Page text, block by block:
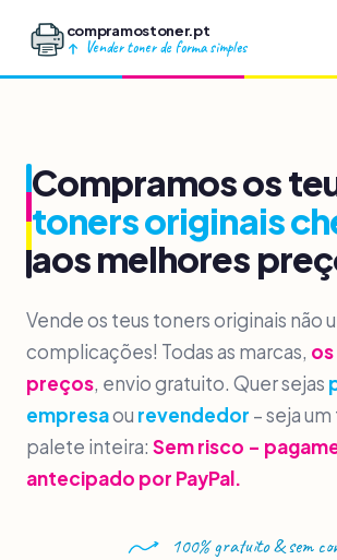
compramostoner.pt
Vender toner de forma simples
Compramos os
toners originais
aos melhores
Vende os teus toners originais não
complicações! Todas as marcas,
preços, envio gratuito. Quer sejas
empresaou revendedor – seja
palete inteira: Sem risco –
antecipado por PayPal.
100% gratuito & sem